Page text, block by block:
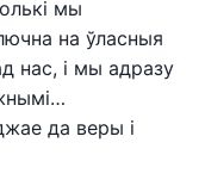
мы
на ўласныя
нас, і мы адразу
да веры і